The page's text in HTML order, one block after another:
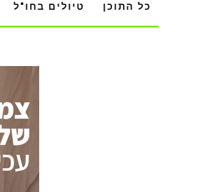
כל התוכן טיולים בחו"ל